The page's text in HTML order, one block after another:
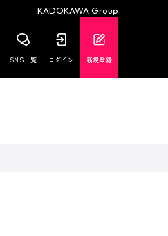
KADOKAWA Group
SNS一覧 ログイン 新規登録